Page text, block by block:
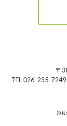
〒
TEL 026-235-
©